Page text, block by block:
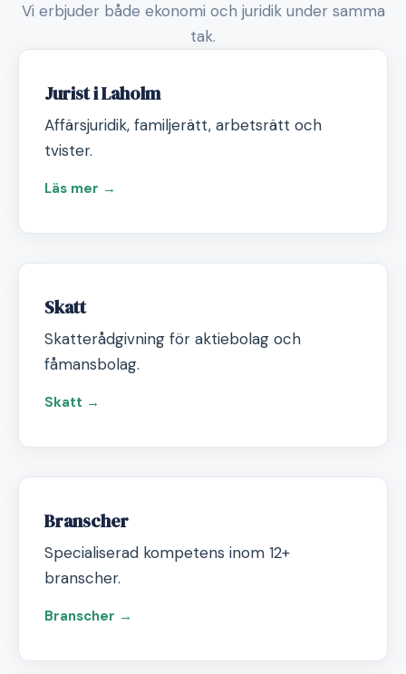
Vi erbjuder både ekonomi och juridik under samma
tak.
Jurist i Laholm
Affärsjuridik, familjerätt, arbetsrätt och
tvister.
Läs mer →
Skatt
Skatterådgivning för aktiebolag och
fåmansbolag.
Skatt →
Branscher
Specialiserad kompetens inom 12+
branscher.
Branscher →